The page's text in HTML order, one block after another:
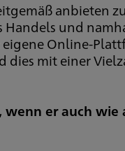
anbieten
und
Online-
mit einer
er auch